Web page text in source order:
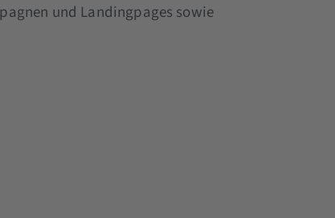
und Landingpages sowie